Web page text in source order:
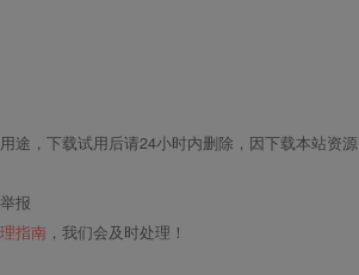
途，下载试用后请24小时内删除，因下载本站资源
报
指南 ，我们会及时处理！